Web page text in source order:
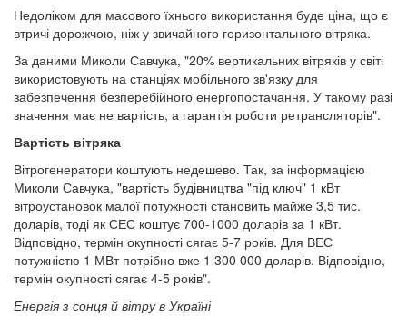
Недоліком для масового їхнього використання буде ціна, що є
втричі дорожчою, ніж у звичайного горизонтального вітряка.
За даними Миколи Савчука, "20% вертикальних вітряків у світі
використовують на станціях мобільного зв'язку для
забезпечення безперебійного енергопостачання. У такому разі
значення має не вартість, а гарантія роботи ретрансляторів".
Вартість вітряка
Вітрогенератори коштують недешево. Так, за інформацією
Миколи Савчука, "вартість будівництва "під ключ" 1 кВт
вітроустановок малої потужності становить майже 3,5 тис.
доларів, тоді як СЕС коштує 700-1000 доларів за 1 кВт.
Відповідно, термін окупності сягає 5-7 років. Для ВЕС
потужністю 1 МВт потрібно вже 1 300 000 доларів. Відповідно,
термін окупності сягає 4-5 років".
Енергія з сонця й вітру в Україні